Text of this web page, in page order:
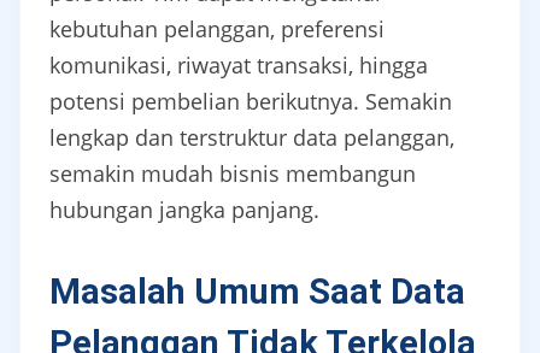
kebutuhan pelanggan, preferensi
komunikasi, riwayat transaksi, hingga
potensi pembelian berikutnya. Semakin
lengkap dan terstruktur data pelanggan,
semakin mudah bisnis membangun
hubungan jangka panjang.
Masalah Umum Saat Data
Pelanggan Tidak Terkelola